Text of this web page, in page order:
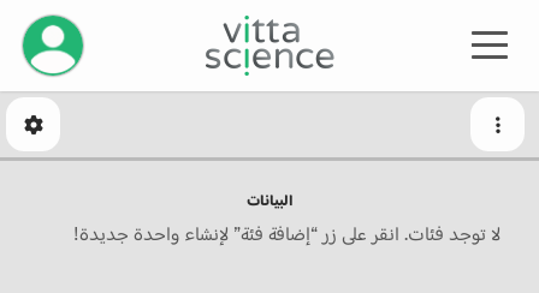
إدارة
البيانات
لا توجد فئات. انقر على زر “إضافة فئة” لإنشاء واحدة جديدة!